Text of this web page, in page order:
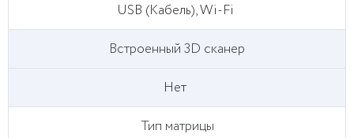
USB (Кабель), Wi-Fi
Встроенный 3D сканер
Нет
Тип матрицы